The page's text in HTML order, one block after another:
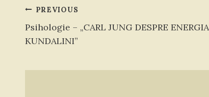
Navigare
în
PREVIOUS
Psihologie – „CARL JUNG DESPRE ENERGIA
KUNDALINI”